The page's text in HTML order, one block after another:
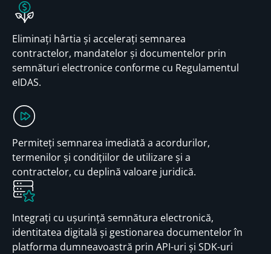
Eliminați hârtia și accelerați semnarea
contractelor, mandatelor și documentelor prin
semnături electronice conforme cu Regulamentul
eIDAS.
Permiteți semnarea imediată a acordurilor,
termenilor și condițiilor de utilizare și a
contractelor, cu deplină valoare juridică.
Integrați cu ușurință semnătura electronică,
identitatea digitală și gestionarea documentelor în
platforma dumneavoastră prin API-uri și SDK-uri